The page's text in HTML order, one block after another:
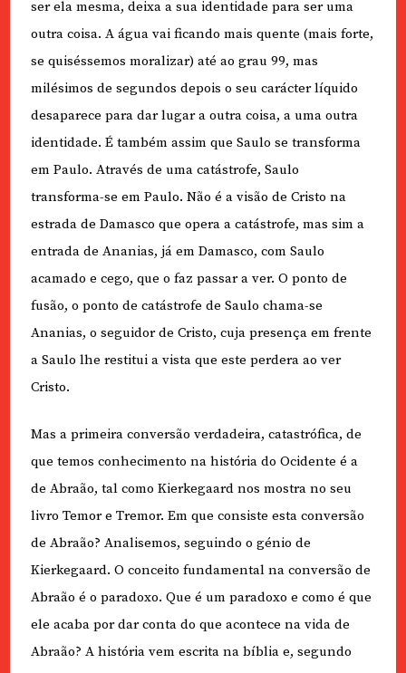
ser ela mesma, deixa a sua identidade para ser uma
outra coisa. A água vai ficando mais quente (mais forte,
se quiséssemos moralizar) até ao grau 99, mas
milésimos de segundos depois o seu carácter líquido
desaparece para dar lugar a outra coisa, a uma outra
identidade. É também assim que Saulo se transforma
em Paulo. Através de uma catástrofe, Saulo
transforma-se em Paulo. Não é a visão de Cristo na
estrada de Damasco que opera a catástrofe, mas sim a
entrada de Ananias, já em Damasco, com Saulo
acamado e cego, que o faz passar a ver. O ponto de
fusão, o ponto de catástrofe de Saulo chama-se
Ananias, o seguidor de Cristo, cuja presença em frente
a Saulo lhe restitui a vista que este perdera ao ver
Cristo.
Mas a primeira conversão verdadeira, catastrófica, de
que temos conhecimento na história do Ocidente é a
de Abraão, tal como Kierkegaard nos mostra no seu
livro Temor e Tremor. Em que consiste esta conversão
de Abraão? Analisemos, seguindo o génio de
Kierkegaard. O conceito fundamental na conversão de
Abraão é o paradoxo. Que é um paradoxo e como é que
ele acaba por dar conta do que acontece na vida de
Abraão? A história vem escrita na bíblia e, segundo